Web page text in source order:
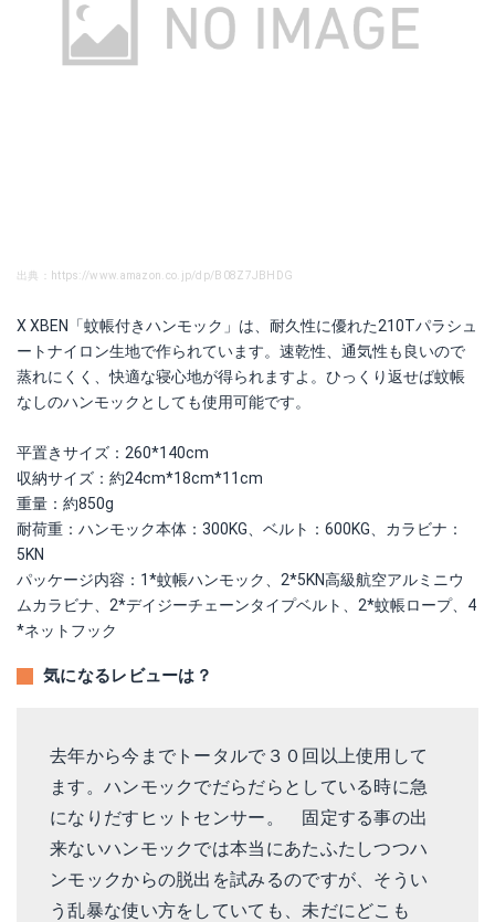
出典：https://www.amazon.co.jp/dp/B08Z7JBHDG
X XBEN「蚊帳付きハンモック」は、耐久性に優れた210Tパラシュ
ートナイロン生地で作られています。速乾性、通気性も良いので
蒸れにくく、快適な寝心地が得られますよ。ひっくり返せば蚊帳
なしのハンモックとしても使用可能です。
平置きサイズ：260*140cm
収納サイズ：約24cm*18cm*11cm
重量：約850g
耐荷重：ハンモック本体：300KG、ベルト：600KG、カラビナ：
5KN
パッケージ内容：1*蚊帳ハンモック、2*5KN高級航空アルミニウ
ムカラビナ、2*デイジーチェーンタイプベルト、2*蚊帳ロープ、4
*ネットフック
気になるレビューは？
去年から今までトータルで３０回以上使用して
ます。ハンモックでだらだらとしている時に急
になりだすヒットセンサー。 固定する事の出
来ないハンモックでは本当にあたふたしつつハ
ンモックからの脱出を試みるのですが、そうい
う乱暴な使い方をしていても、未だにどこも